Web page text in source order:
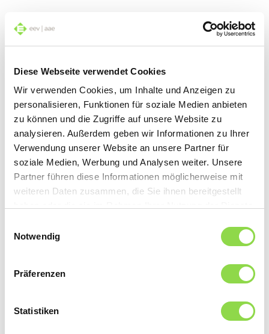
Diese Webseite verwendet Cookies
Wir verwenden Cookies, um Inhalte und Anzeigen zu
personalisieren, Funktionen für soziale Medien anbieten
zu können und die Zugriffe auf unsere Website zu
analysieren. Außerdem geben wir Informationen zu Ihrer
Verwendung unserer Website an unsere Partner für
soziale Medien, Werbung und Analysen weiter. Unsere
Partner führen diese Informationen möglicherweise mit
weiteren Daten zusammen, die Sie ihnen bereitgestellt
Notwendig
Präferenzen
Statistiken
lavastoviglie
Abbiamo verificato le leggende più diffuse che
aleggiano sulle lavastoviglie.
Leggere
Per bicchieri splendenti